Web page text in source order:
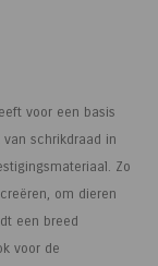
voor een basis
schrikdraad in
Zo
om dieren
een breed
voor de